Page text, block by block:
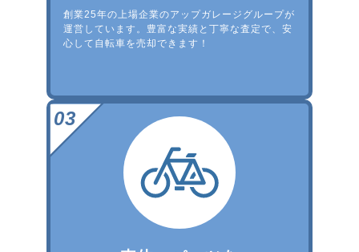
創業25年の上場企業のアップガレージグループが
運営しています。豊富な実績と丁寧な査定で、安
心して自転車を売却できます！